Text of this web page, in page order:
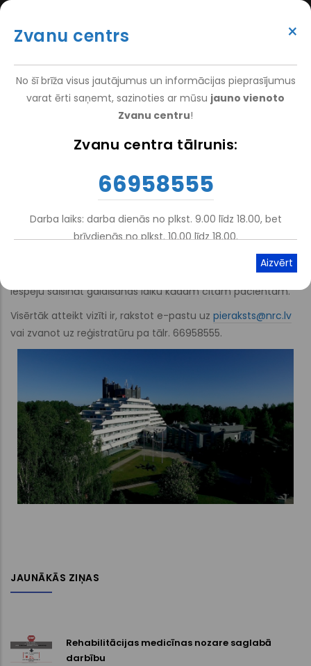
Перейти
основному
MENU
VAKANCES
DARBINIEKIEM
Atteikt vizīti
Atskaņot tekstu Viegli lasīt
nevarēsiet ierasties uz pieteikto vizīti pie speciālista, tas dos
iespēju saīsināt gaidīšanas laiku kādam citam pacientam.
Visērtāk atteikt vizīti ir, rakstot e-pastu uz pieraksts@nrc.lv
vai zvanot uz reģistratūru pa tālr. 66958555.
×
Zvanu centrs
No šī brīža visus jautājumus un informācijas pieprasījumus
varat ērti saņemt, sazinoties ar mūsu jauno vienoto
Zvanu centru!
Zvanu centra tālrunis:
66958555
Darba laiks: darba dienās no plkst. 9.00 līdz 18.00, bet
brīvdienās no plkst. 10.00 līdz 18.00.
JAUNĀKĀS ZIŅAS
Rehabilitācijas medicīnas nozare saglabā
darbību